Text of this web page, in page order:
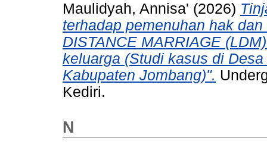
Maulidyah, Annisa' (2026)
terhadap pemenuhan hak
DISTANCE MARRIAGE
keluarga (Studi kasus di
Kabupaten Jombang)".
Kediri.
N